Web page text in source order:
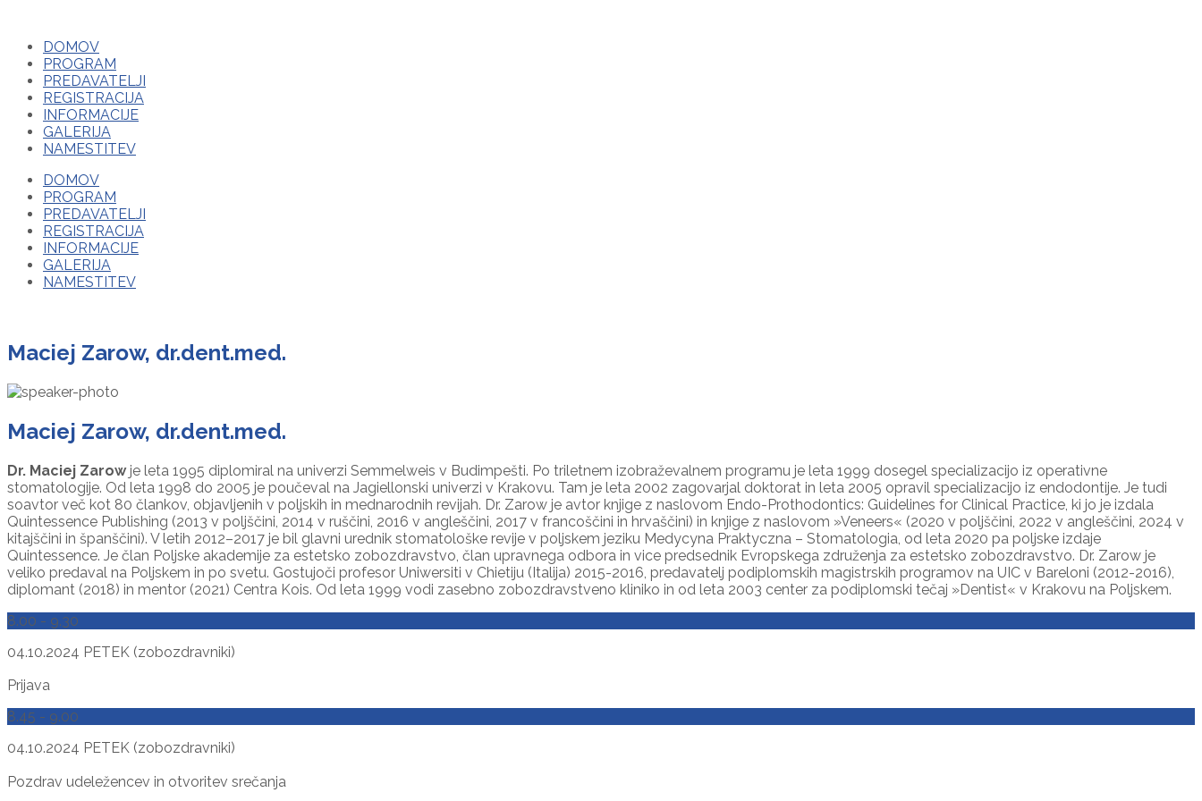
DOMOV
PROGRAM
PREDAVATELJI
REGISTRACIJA
INFORMACIJE
GALERIJA
NAMESTITEV
DOMOV
PROGRAM
PREDAVATELJI
REGISTRACIJA
INFORMACIJE
GALERIJA
NAMESTITEV
Maciej Zarow, dr.dent.med.
Maciej Zarow, dr.dent.med.
Dr. Maciej Zarowje leta 1995 diplomiral na univerzi Semmelweis v Budimpešti. Po triletnem izobraževalnem programu je leta 1999 dosegel specializacijo iz operativne
stomatologije. Od leta 1998 do 2005 je poučeval na Jagiellonski univerzi v Krakovu. Tam je leta 2002 zagovarjal doktorat in leta 2005 opravil specializacijo iz endodontije. Je tudi
soavtor več kot 80 člankov, objavljenih v poljskih in mednarodnih revijah. Dr. Zarow je avtor knjige z naslovom Endo-Prothodontics: Guidelines for Clinical Practice, ki jo je izdala
Quintessence Publishing (2013 v poljščini, 2014 v ruščini, 2016 v angleščini, 2017 v francoščini in hrvaščini) in knjige z naslovom »Veneers« (2020 v poljščini, 2022 v angleščini, 2024 v
kitajščini in španščini). V letih 2012–2017 je bil glavni urednik stomatološke revije v poljskem jeziku Medycyna Praktyczna – Stomatologia, od leta 2020 pa poljske izdaje
Quintessence. Je član Poljske akademije za estetsko zobozdravstvo, član upravnega odbora in vice predsednik Evropskega združenja za estetsko zobozdravstvo. Dr. Zarow je
veliko predaval na Poljskem in po svetu. Gostujoči profesor Uniwersiti v Chietiju (Italija) 2015-2016, predavatelj podiplomskih magistrskih programov na UIC v Bareloni (2012-2016),
diplomant (2018) in mentor (2021) Centra Kois. Od leta 1999 vodi zasebno zobozdravstveno kliniko in od leta 2003 center za podiplomski tečaj »Dentist« v Krakovu na Poljskem.
8.00 - 9.30
04.10.2024 PETEK (zobozdravniki)
Prijava
8.45 - 9.00
04.10.2024 PETEK (zobozdravniki)
Pozdrav udeležencev in otvoritev srečanja